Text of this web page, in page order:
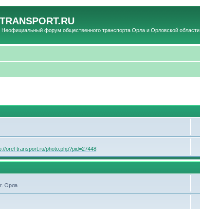
форум общественного транспорта Орла и Орловской области
orel-transport.ru/photo.php?pid=27448
Орла